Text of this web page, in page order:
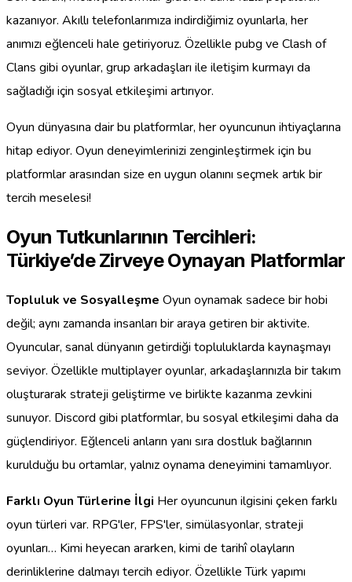
kazanıyor. Akıllı telefonlarımıza indirdiğimiz oyunlarla, her
anımızı eğlenceli hale getiriyoruz. Özellikle pubg ve Clash of
Clans gibi oyunlar, grup arkadaşları ile iletişim kurmayı da
sağladığı için sosyal etkileşimi artırıyor.
Oyun dünyasına dair bu platformlar, her oyuncunun ihtiyaçlarına
hitap ediyor. Oyun deneyimlerinizi zenginleştirmek için bu
platformlar arasından size en uygun olanını seçmek artık bir
tercih meselesi!
Oyun Tutkunlarının Tercihleri:
Türkiye’de Zirveye Oynayan Platformlar
Topluluk ve Sosyalleşme Oyun oynamak sadece bir hobi
değil; aynı zamanda insanları bir araya getiren bir aktivite.
Oyuncular, sanal dünyanın getirdiği topluluklarda kaynaşmayı
seviyor. Özellikle multiplayer oyunlar, arkadaşlarınızla bir takım
oluşturarak strateji geliştirme ve birlikte kazanma zevkini
sunuyor. Discord gibi platformlar, bu sosyal etkileşimi daha da
güçlendiriyor. Eğlenceli anların yanı sıra dostluk bağlarının
kurulduğu bu ortamlar, yalnız oynama deneyimini tamamlıyor.
Farklı Oyun Türlerine İlgi Her oyuncunun ilgisini çeken farklı
oyun türleri var. RPG'ler, FPS'ler, simülasyonlar, strateji
oyunları… Kimi heyecan ararken, kimi de tarihî olayların
derinliklerine dalmayı tercih ediyor. Özellikle Türk yapımı